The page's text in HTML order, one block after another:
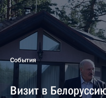
События
Визит в